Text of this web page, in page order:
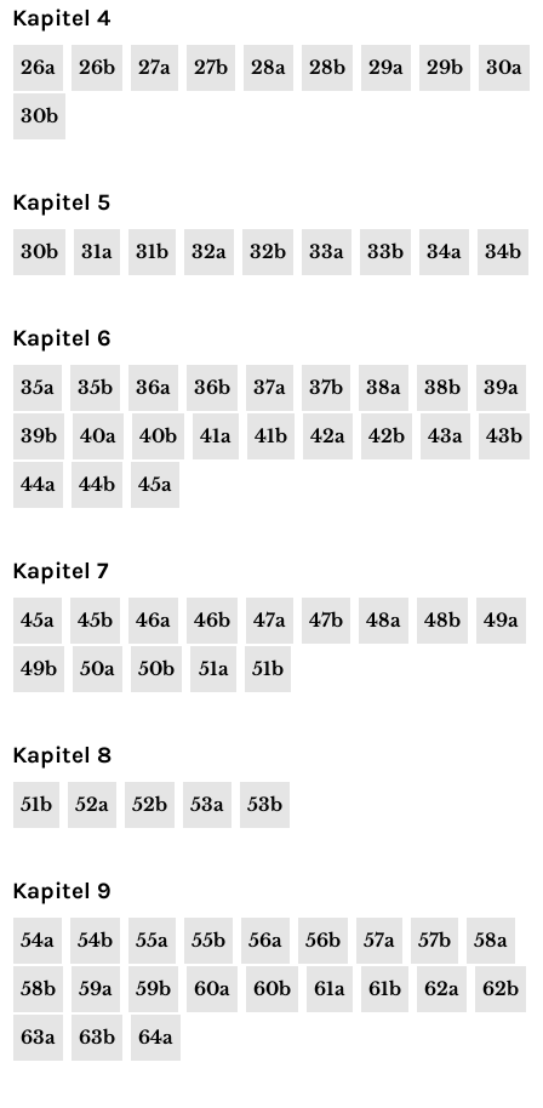
Kapitel 4
26a 26b 27a 27b 28a 28b 29a 29b 30a
30b
Kapitel 5
30b 31a 31b 32a 32b 33a 33b 34a 34b
Kapitel 6
35a 35b 36a 36b 37a 37b 38a 38b 39a
39b 40a 40b 41a 41b 42a 42b 43a 43b
44a 44b 45a
Kapitel 7
45a 45b 46a 46b 47a 47b 48a 48b 49a
49b 50a 50b 51a 51b
Kapitel 8
51b 52a 52b 53a 53b
Kapitel 9
54a 54b 55a 55b 56a 56b 57a 57b 58a
58b 59a 59b 60a 60b 61a 61b 62a 62b
63a 63b 64a